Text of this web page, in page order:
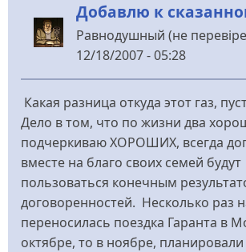
Добавлю к
Равнодушный (не
12/18/2007 - 05:28
Какая разница откуда этот газ,
Дело в том, что по жизни два
подчеркиваю ХОРОШИХ, всегда
вместе на благо своих семей будут
пользоваться конечным
договоренностей. Несколько раз
переносилась поездка Гаранта в
октябре, то в ноябре,